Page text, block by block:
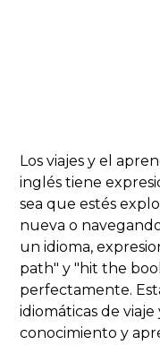
Los viajes y el
inglés tiene
sea que estés
nueva o
un idioma,
path" y "hit the
perfectamente.
idiomáticas de viaje
conocimiento y